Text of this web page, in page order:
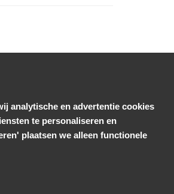
analytische en advertentie cookies
te personaliseren en
plaatsen we alleen functionele